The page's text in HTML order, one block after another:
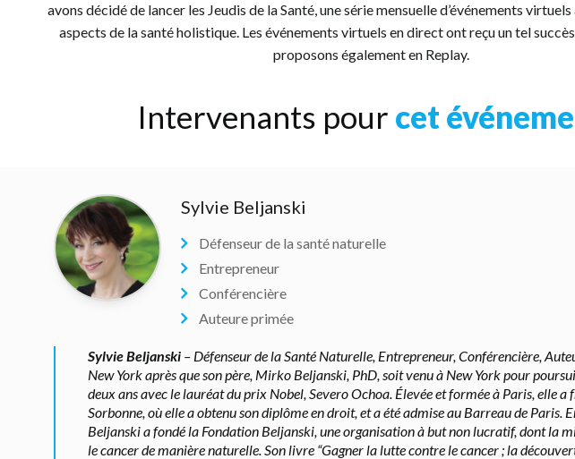
avons décidé de lancer les Jeudis de la Santé, une série mensuelle d’événements
aspects de la santé holistique. Les événements virtuels en direct ont reçu un tel
proposons également en Replay.
Intervenants pour cet
Sylvie Beljanski
Défenseur de la santé naturelle
Entrepreneur
Conférencière
Auteure primée
Sylvie Beljanski – Défenseur de la Santé Naturelle, Entrepreneur, Conférencière,
New York après que son père, Mirko Beljanski, PhD, soit venu à New York pour
deux ans avec le lauréat du prix Nobel, Severo Ochoa. Élevée et formée à Paris, elle a
Sorbonne, où elle a obtenu son diplôme en droit, et a été admise au Barreau de Paris.
Beljanski a fondé la Fondation Beljanski, une organisation à but non lucratif, dont la
le cancer de manière naturelle. Son livre “Gagner la lutte contre le cancer ; la